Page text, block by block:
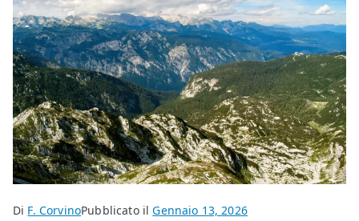
Di F. CorvinoPubblicato ilGennaio 13, 2026